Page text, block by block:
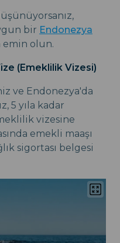
bir Endonezya
olun.
(Emeklilik Vizesi)
ve Endonezya'da
5 yıla kadar
vizesine
emekli maaşı
sigortası belgesi